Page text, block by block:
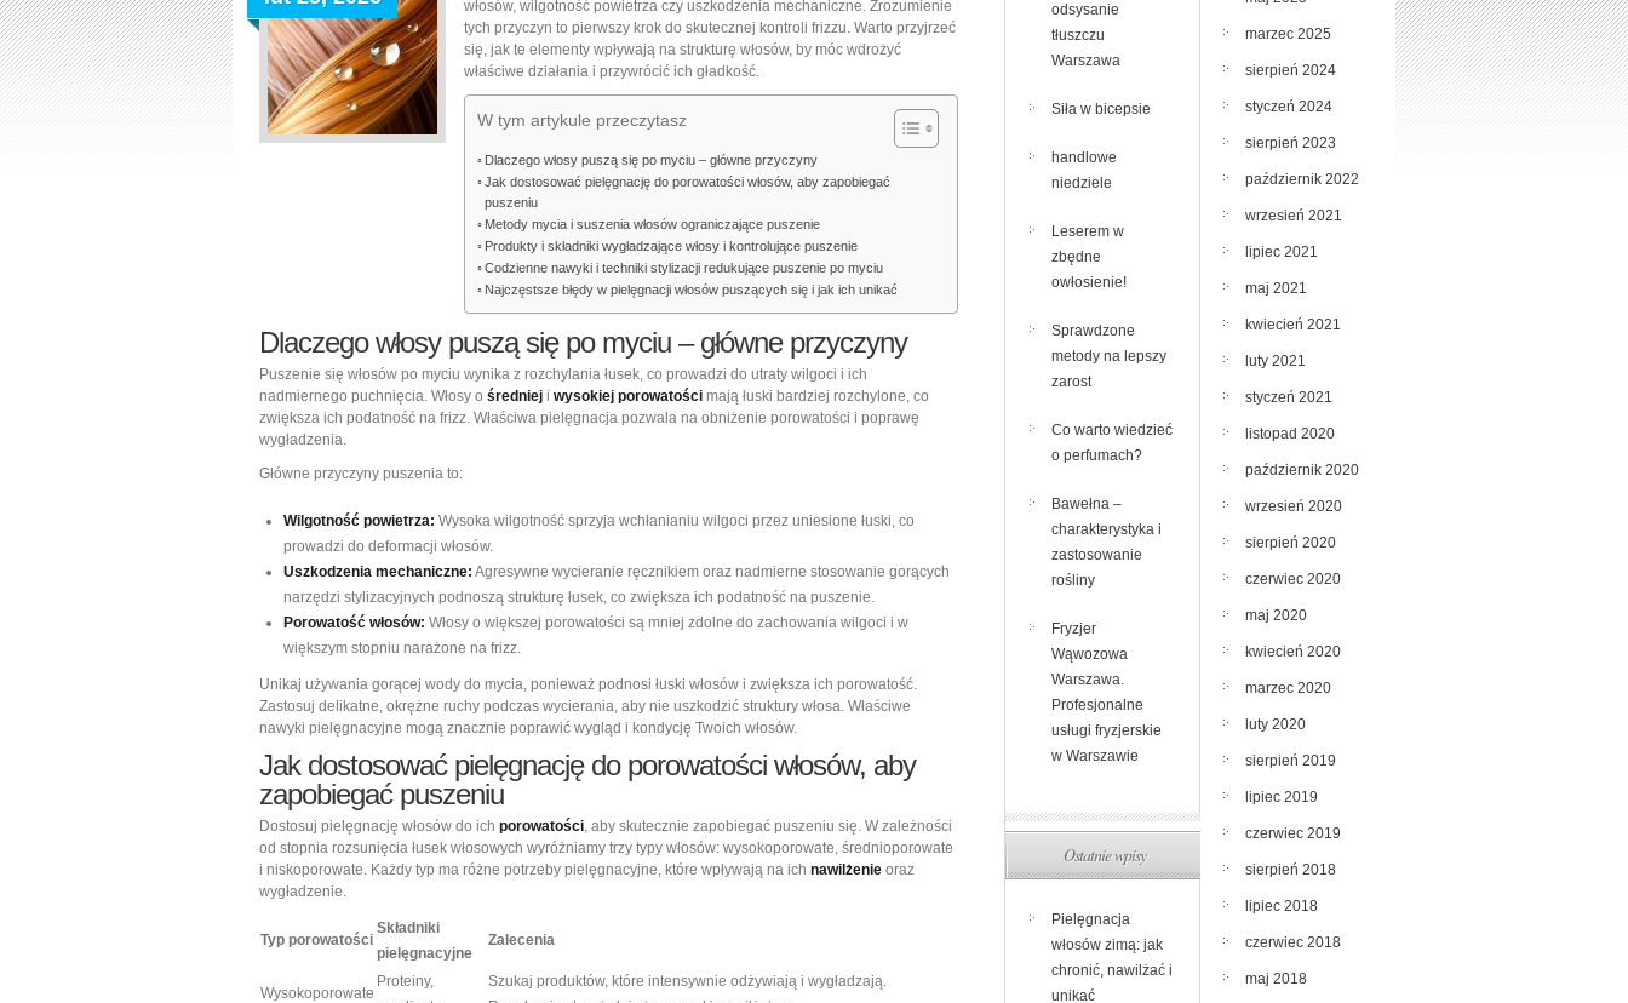
myciu
–
sposoby
wygładzenie
i
kontrolę
frizz
włosów, wilgotność powietrza czy uszkodzenia mechaniczne. Zrozumienie
tych przyczyn to pierwszy krok do skutecznej kontroli frizzu. Warto przyjrzeć
się, jak te elementy wpływają na strukturę włosów, by móc wdrożyć
właściwe działania i przywrócić ich gładkość.
W tym artykule przeczytasz
Dlaczego włosy puszą się po myciu – główne przyczyny
Jak dostosować pielęgnację do porowatości włosów, aby zapobiegać
puszeniu
Metody mycia i suszenia włosów ograniczające puszenie
Produkty i składniki wygładzające włosy i kontrolujące puszenie
Codzienne nawyki i techniki stylizacji redukujące puszenie po myciu
Najczęstsze błędy w pielęgnacji włosów puszących się i jak ich unikać
Dlaczego włosy puszą się po myciu – główne przyczyny
Puszenie się włosów po myciu wynika z rozchylania łusek, co prowadzi do utraty wilgoci i ich
nadmiernego puchnięcia. Włosy o średniej i wysokiej porowatości mają łuski bardziej rozchylone, co
zwiększa ich podatność na frizz. Właściwa pielęgnacja pozwala na obniżenie porowatości i poprawę
wygładzenia.
Główne przyczyny puszenia to:
Wilgotność powietrza: Wysoka wilgotność sprzyja wchłanianiu wilgoci przez uniesione łuski, co
prowadzi do deformacji włosów.
Uszkodzenia mechaniczne: Agresywne wycieranie ręcznikiem oraz nadmierne stosowanie gorących
narzędzi stylizacyjnych podnoszą strukturę łusek, co zwiększa ich podatność na puszenie.
Porowatość włosów: Włosy o większej porowatości są mniej zdolne do zachowania wilgoci i w
większym stopniu narażone na frizz.
Unikaj używania gorącej wody do mycia, ponieważ podnosi łuski włosów i zwiększa ich porowatość.
Zastosuj delikatne, okrężne ruchy podczas wycierania, aby nie uszkodzić struktury włosa. Właściwe
nawyki pielęgnacyjne mogą znacznie poprawić wygląd i kondycję Twoich włosów.
Jak dostosować pielęgnację do porowatości włosów, aby
zapobiegać puszeniu
Dostosuj pielęgnację włosów do ich porowatości, aby skutecznie zapobiegać puszeniu się. W zależności
od stopnia rozsunięcia łusek włosowych wyróżniamy trzy typy włosów: wysokoporowate, średnioporowate
i niskoporowate. Każdy typ ma różne potrzeby pielęgnacyjne, które wpływają na ich nawilżenie oraz
wygładzenie.
Typ porowatości
Składniki
pielęgnacyjne
Zalecenia
Wysokoporowate
Proteiny,
Szukaj produktów, które intensywnie odżywiają i wygładzają.
odsysanie
tłuszczu
Warszawa
Siła w bicepsie
handlowe
niedziele
Leserem w
zbędne
owłosienie!
Sprawdzone
metody na lepszy
zarost
Co warto wiedzieć
o perfumach?
Bawełna –
charakterystyka i
zastosowanie
rośliny
Fryzjer
Wąwozowa
Warszawa.
Profesjonalne
usługi fryzjerskie
w Warszawie
Ostatnie wpisy
Pielęgnacja
włosów zimą: jak
chronić, nawilżać i
unikać
marzec 2025
sierpień 2024
styczeń 2024
sierpień 2023
październik 2022
wrzesień 2021
lipiec 2021
maj 2021
kwiecień 2021
luty 2021
styczeń 2021
listopad 2020
październik 2020
wrzesień 2020
sierpień 2020
czerwiec 2020
maj 2020
kwiecień 2020
marzec 2020
luty 2020
sierpień 2019
lipiec 2019
czerwiec 2019
sierpień 2018
lipiec 2018
czerwiec 2018
maj 2018